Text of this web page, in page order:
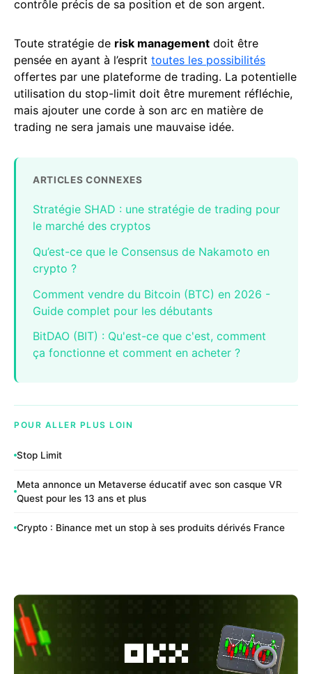
contrôle précis de sa position et de son argent.
Toute stratégie de risk management doit être
pensée en ayant à l’esprit toutes les possibilités
offertes par une plateforme de trading. La potentielle
utilisation du stop-limit doit être murement réfléchie,
mais ajouter une corde à son arc en matière de
trading ne sera jamais une mauvaise idée.
ARTICLES CONNEXES
Stratégie SHAD : une stratégie de trading pour
le marché des cryptos
Qu’est-ce que le Consensus de Nakamoto en
crypto ?
Comment vendre du Bitcoin (BTC) en 2026 -
Guide complet pour les débutants
BitDAO (BIT) : Qu'est-ce que c'est, comment
ça fonctionne et comment en acheter ?
POUR ALLER PLUS LOIN
Stop Limit
Meta annonce un Metaverse éducatif avec son casque VR
Quest pour les 13 ans et plus
Crypto : Binance met un stop à ses produits dérivés France